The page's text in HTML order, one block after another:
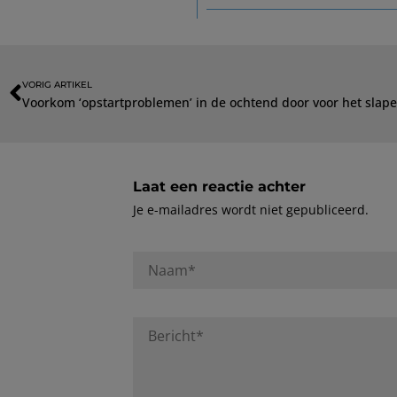
VORIG ARTIKEL
Laat een reactie achter
Je e-mailadres wordt niet gepubliceerd.